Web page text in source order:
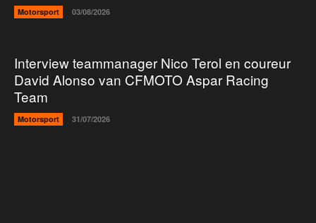
Motorsport 03/08/2026
Interview teammanager Nico Terol en coureur
David Alonso van CFMOTO Aspar Racing
Team
Motorsport 31/07/2026